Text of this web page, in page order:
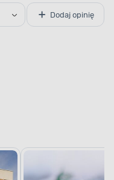
Dodaj opinię